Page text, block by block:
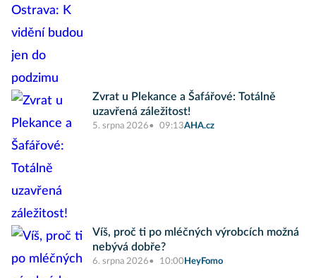
Zvrat u Plekance a Šafářové: Totálně
uzavřená záležitost!
5. srpna 2026 09:13AHA.cz
Víš, proč ti po mléčných výrobcích možná
nebývá dobře?
6. srpna 2026 10:00 HeyFomo